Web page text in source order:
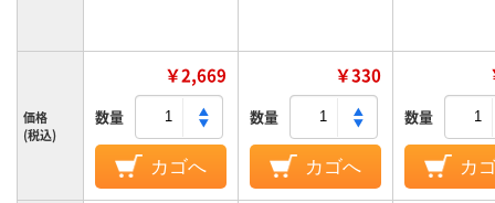
価格
(税込)
￥2,669
数量
カゴへ
￥330
数量
カゴへ
数量
カ